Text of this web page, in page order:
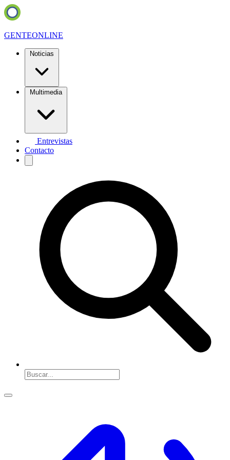
GENTEONLINE
Noticias
Multimedia
Entrevistas
Contacto